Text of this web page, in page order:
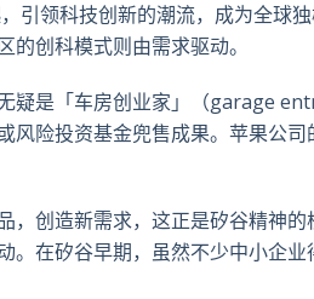
引领科技创新的潮流，成为全球
创科模式则由需求驱动。
疑是「车房创业家」（garage
风险投资基金兜售成果。苹果公
，创造新需求，这正是矽谷精神
。在矽谷早期，虽然不少中小企